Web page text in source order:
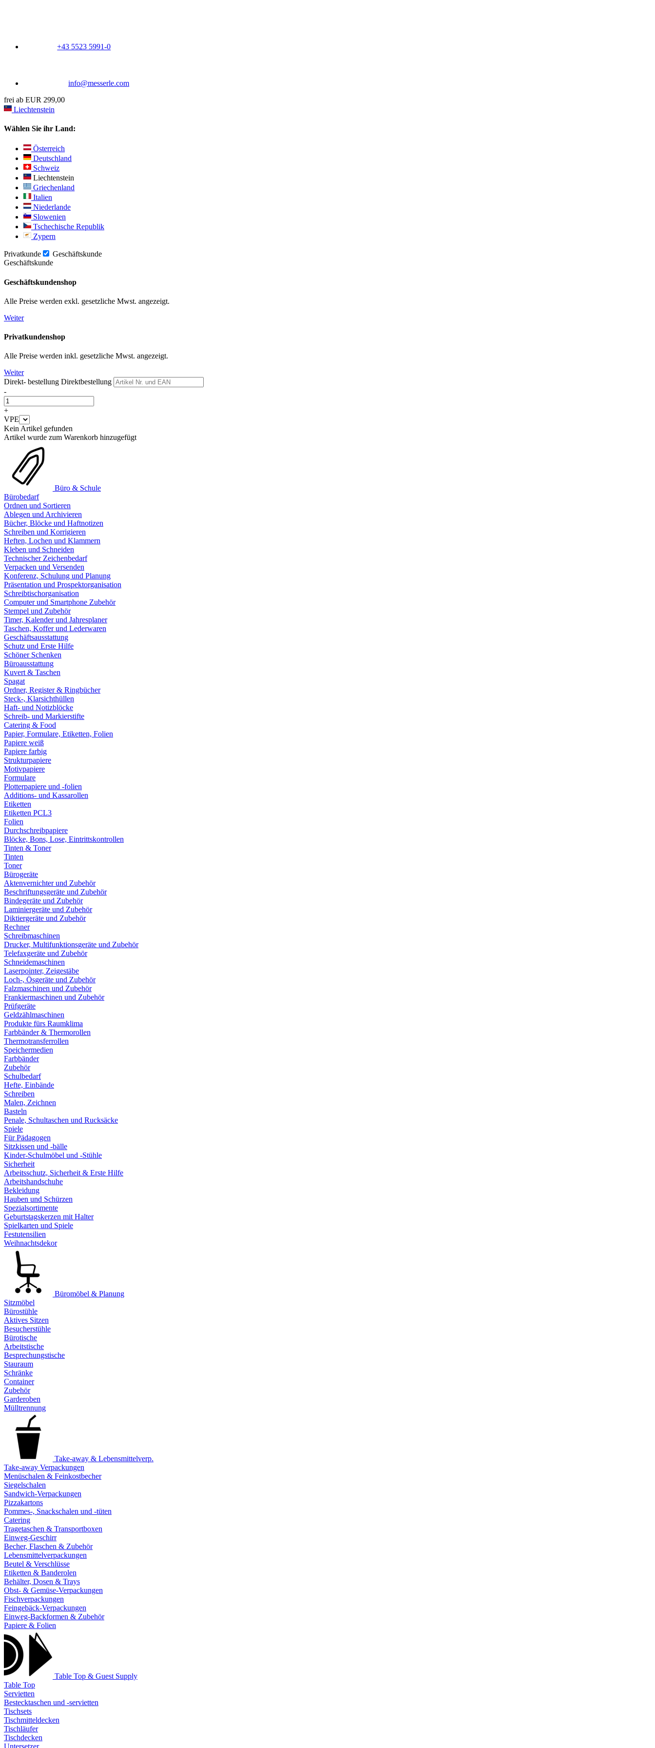
+43 5523 5991-0
info@messerle.com
frei ab EUR 299,00
Liechtenstein
Wählen Sie ihr Land:
Österreich
Deutschland
Schweiz
Liechtenstein
Griechenland
Italien
Niederlande
Slowenien
Tschechische Republik
Zypern
Privatkunde
Geschäftskunde
Geschäftskunde
Geschäftskundenshop
Alle Preise werden exkl. gesetzliche Mwst. angezeigt.
Weiter
Privatkundenshop
Alle Preise werden inkl. gesetzliche Mwst. angezeigt.
Weiter
Direkt- bestellung Direktbestellung
-
+
VPE
Kein Artikel gefunden
Artikel wurde zum Warenkorb hinzugefügt
Büro & Schule
Bürobedarf
Ordnen und Sortieren
Ablegen und Archivieren
Bücher, Blöcke und Haftnotizen
Schreiben und Korrigieren
Heften, Lochen und Klammern
Kleben und Schneiden
Technischer Zeichenbedarf
Verpacken und Versenden
Konferenz, Schulung und Planung
Präsentation und Prospektorganisation
Schreibtischorganisation
Computer und Smartphone Zubehör
Stempel und Zubehör
Timer, Kalender und Jahresplaner
Taschen, Koffer und Lederwaren
Geschäftsausstattung
Schutz und Erste Hilfe
Schöner Schenken
Büroausstattung
Kuvert & Taschen
Spagat
Ordner, Register & Ringbücher
Steck-, Klarsichthüllen
Haft- und Notizblöcke
Schreib- und Markierstifte
Catering & Food
Papier, Formulare, Etiketten, Folien
Papiere weiß
Papiere farbig
Strukturpapiere
Motivpapiere
Formulare
Plotterpapiere und -folien
Additions- und Kassarollen
Etiketten
Etiketten PCL3
Folien
Durchschreibpapiere
Blöcke, Bons, Lose, Eintrittskontrollen
Tinten & Toner
Tinten
Toner
Bürogeräte
Aktenvernichter und Zubehör
Beschriftungsgeräte und Zubehör
Bindegeräte und Zubehör
Laminiergeräte und Zubehör
Diktiergeräte und Zubehör
Rechner
Schreibmaschinen
Drucker, Multifunktionsgeräte und Zubehör
Telefaxgeräte und Zubehör
Schneidemaschinen
Laserpointer, Zeigestäbe
Loch-, Ösgeräte und Zubehör
Falzmaschinen und Zubehör
Frankiermaschinen und Zubehör
Prüfgeräte
Geldzählmaschinen
Produkte fürs Raumklima
Farbbänder & Thermorollen
Thermotransferrollen
Speichermedien
Farbbänder
Zubehör
Schulbedarf
Hefte, Einbände
Schreiben
Malen, Zeichnen
Basteln
Penale, Schultaschen und Rucksäcke
Spiele
Für Pädagogen
Sitzkissen und -bälle
Kinder-Schulmöbel und -Stühle
Sicherheit
Arbeitsschutz, Sicherheit & Erste Hilfe
Arbeitshandschuhe
Bekleidung
Hauben und Schürzen
Spezialsortimente
Geburtstagskerzen mit Halter
Spielkarten und Spiele
Festutensilien
Weihnachtsdekor
Büromöbel & Planung
Sitzmöbel
Bürostühle
Aktives Sitzen
Besucherstühle
Bürotische
Arbeitstische
Besprechungstische
Stauraum
Schränke
Container
Zubehör
Garderoben
Mülltrennung
Take-away & Lebensmittelverp.
Take-away Verpackungen
Menüschalen & Feinkostbecher
Siegelschalen
Sandwich-Verpackungen
Pizzakartons
Pommes-, Snackschalen und -tüten
Catering
Tragetaschen & Transportboxen
Einweg-Geschirr
Becher, Flaschen & Zubehör
Lebensmittelverpackungen
Beutel & Verschlüsse
Etiketten & Banderolen
Behälter, Dosen & Trays
Obst- & Gemüse-Verpackungen
Fischverpackungen
Feingebäck-Verpackungen
Einweg-Backformen & Zubehör
Papiere & Folien
Table Top & Guest Supply
Table Top
Servietten
Bestecktaschen und -servietten
Tischsets
Tischmitteldecken
Tischläufer
Tischdecken